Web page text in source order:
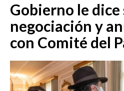
EMISIÓN 12:30 PM
EMISIÓN
EMISIÓN 11:30 PM
Gobierno le dice
negociación y
con Comité del